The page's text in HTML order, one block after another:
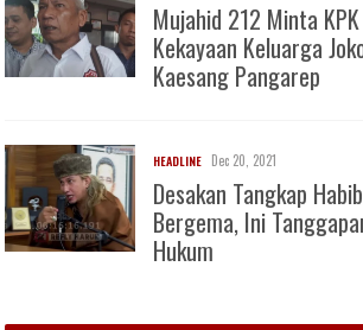
Mujahid 212 Minta
Kekayaan Keluarga
Kaesang Pangarep
HEADLINE Dec 20, 2021
Desakan Tangkap
Bergema, Ini
Hukum